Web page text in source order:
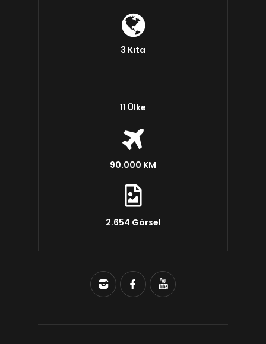
3 Kıta
11 Ülke
90.000 KM
2.654 Görsel